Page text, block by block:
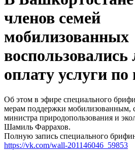
членов семей
мобилизованных
воспользовались
оплату услуги
Об этом в эфире специального
мерам поддержки мобилизованным,
министра природопользования и
Шамиль Фаррахов.
Полную запись специального
https://vk.com/wall-201146046_59853